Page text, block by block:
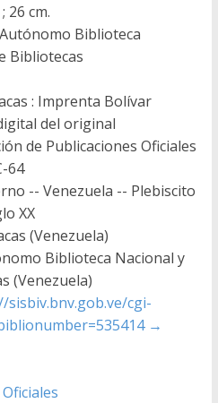
26 cm.
Biblioteca
Bibliotecas
: Imprenta Bolívar
del original
de Publicaciones Oficiales
64
-- Venezuela -- Plebiscito
XX
(Venezuela)
Biblioteca Nacional y
(Venezuela)
sisbiv.bnv.gob.ve/cgi-
→